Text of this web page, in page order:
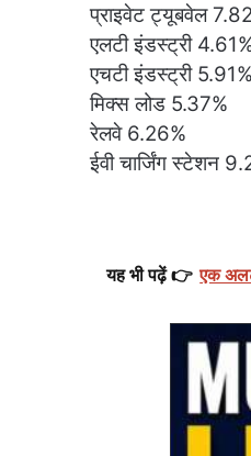
प्राइवेट ट्यूबवेल
एलटी इंडस्ट्री
एचटी इंडस्ट्री 5.91%
मिक्स लोड 5.37%
रेलवे 6.26%
ईवी चार्जिंग स्टेशन
यह भी पढ़ें 👉 एक